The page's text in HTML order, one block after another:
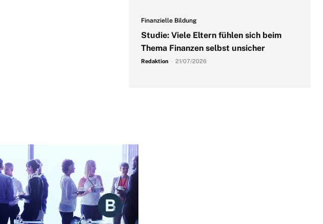
Finanzielle Bildung
Studie: Viele Eltern fühlen sich beim
Thema Finanzen selbst unsicher
Redaktion 21/07/2026